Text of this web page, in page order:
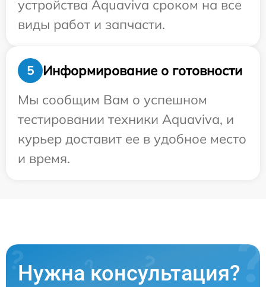
устройства Aquaviva сроком на все
виды работ и запчасти.
5
Информирование о готовности
Мы сообщим Вам о успешном
тестировании техники Aquaviva, и
курьер доставит ее в удобное место
и время.
Нужна консультация?